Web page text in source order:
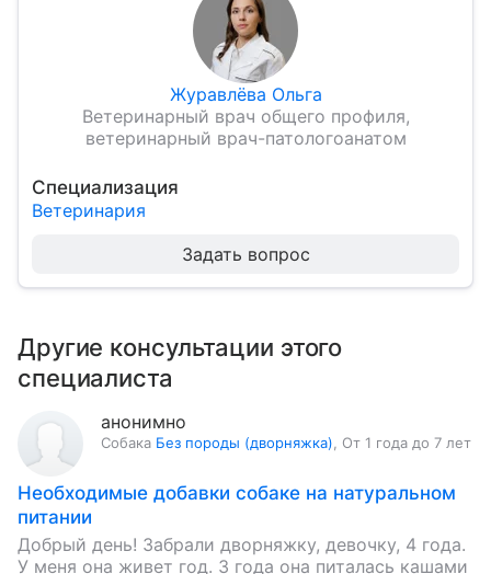
Журавлёва Ольга
Ветеринарный врач общего профиля,
ветеринарный врач-патологоанатом
Специализация
Ветеринария
Задать вопрос
Другие консультации этого
специалиста
анонимно
Собака Без породы (дворняжка) От 1 года до 7 лет
Необходимые добавки собаке на натуральном
питании
Добрый день! Забрали дворняжку, девочку, 4 года.
У меня она живет год. 3 года она питалась кашами